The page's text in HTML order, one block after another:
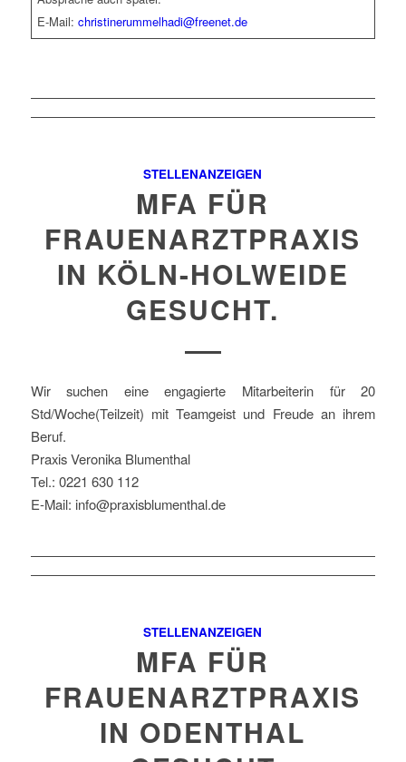
E-Mail:christinerummelhadi@freenet.de
STELLENANZEIGEN
MFA FÜR
FRAUENARZTPRAXIS
IN KÖLN-HOLWEIDE
GESUCHT.
Wir suchen eine engagierte Mitarbeiterin für 20
Std/Woche(Teilzeit) mit Teamgeist und Freude an ihrem
Beruf.
Praxis Veronika Blumenthal
Tel.: 0221 630 112
E-Mail: info@praxisblumenthal.de
STELLENANZEIGEN
MFA FÜR
FRAUENARZTPRAXIS
IN ODENTHAL